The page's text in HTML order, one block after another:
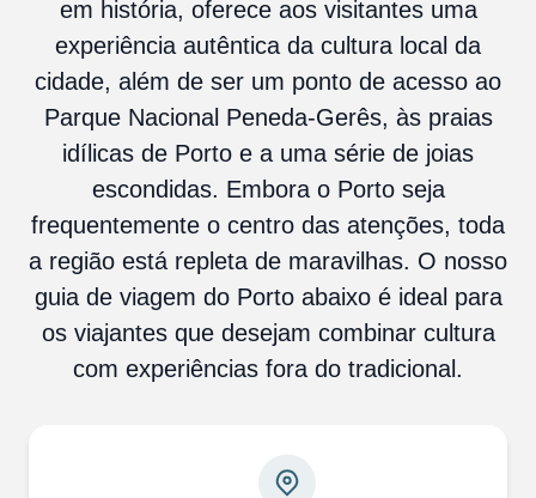
em história, oferece aos visitantes uma
experiência autêntica da cultura local da
cidade, além de ser um ponto de acesso ao
Parque Nacional Peneda-Gerês, às praias
idílicas de Porto e a uma série de joias
escondidas. Embora o Porto seja
frequentemente o centro das atenções, toda
a região está repleta de maravilhas. O nosso
guia de viagem do Porto abaixo é ideal para
os viajantes que desejam combinar cultura
com experiências fora do tradicional.